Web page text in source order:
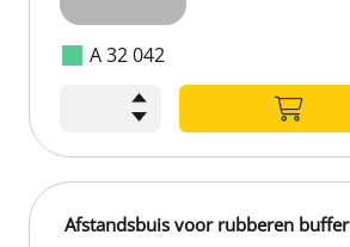
A 32 042
Afstandsbuis voor rubberen buffer